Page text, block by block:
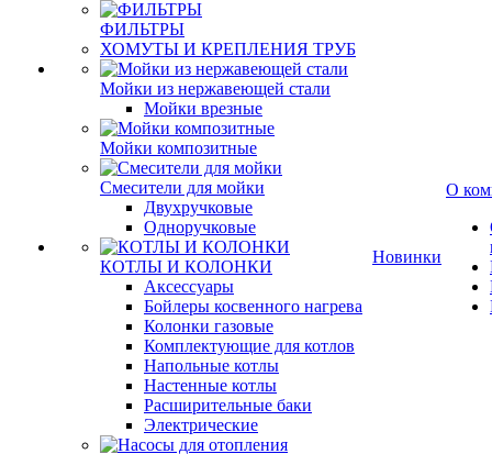
ФИЛЬТРЫ
ХОМУТЫ И КРЕПЛЕНИЯ ТРУБ
Мойки из нержавеющей стали
Мойки врезные
Мойки композитные
Смесители для мойки
Двухручковые
Одноручковые
КОТЛЫ И КОЛОНКИ
Аксессуары
Бойлеры косвенного нагрева
Колонки газовые
Комплектующие для котлов
Напольные котлы
Настенные котлы
Расширительные баки
Электрические
Новинки
О